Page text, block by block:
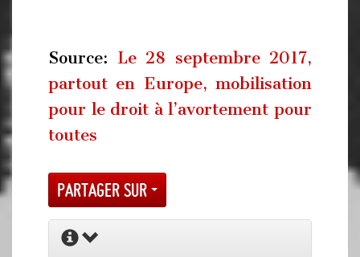
Source: Le 28 septembre 2017,
partout en Europe, mobilisation
pour le droit à l’avortement pour
toutes
Partager sur